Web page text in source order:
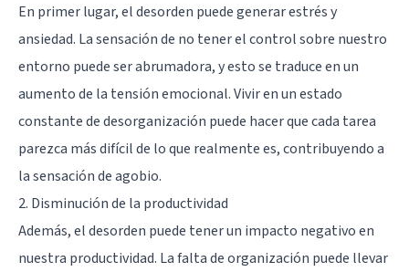
En primer lugar, el desorden puede generar estrés y
ansiedad. La sensación de no tener el control sobre nuestro
entorno puede ser abrumadora, y esto se traduce en un
aumento de la tensión emocional. Vivir en un estado
constante de desorganización puede hacer que cada tarea
parezca más difícil de lo que realmente es, contribuyendo a
la sensación de agobio.
2. Disminución de la productividad
Además, el desorden puede tener un impacto negativo en
nuestra productividad. La falta de organización puede llevar